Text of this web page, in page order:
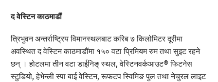
द वेस्टिन काठमाडौं
त्रिभुवन अन्तर्राष्ट्रिय विमानस्थलबाट करिब ७ किलोमिटर दूरीमा
अवस्थित द वेस्टिन काठमाडौंमा १५० वटा प्रिमियम रुम तथा सुइट रहने
छन् । होटलमा तीन वटा डाईनिङ् स्थल, वेस्टिनवर्कआउट® फिटनेस
स्टुडियो, हेभेन्ली स्पा बाई वेस्टिन, रूफटप स्विमिङ पुल तथा नेचुरल लाइट